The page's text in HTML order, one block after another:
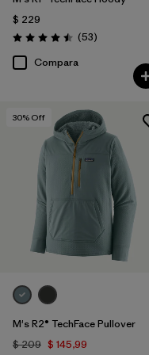
$ 229
Valoración: 4.5 / 5
(53Comentarios
)
Compara
30% Off
M's R2® TechFace Pullover
$ 209 $ 145,99